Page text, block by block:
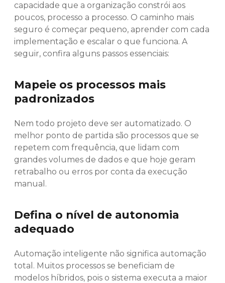
capacidade que a organização constrói aos
poucos, processo a processo. O caminho mais
seguro é começar pequeno, aprender com cada
implementação e escalar o que funciona. A
seguir, confira alguns passos essenciais:
Mapeie os processos mais
padronizados
Nem todo projeto deve ser automatizado. O
melhor ponto de partida são processos que se
repetem com frequência, que lidam com
grandes volumes de dados e que hoje geram
retrabalho ou erros por conta da execução
manual.
Defina o nível de autonomia
adequado
Automação inteligente não significa automação
total. Muitos processos se beneficiam de
modelos híbridos, pois o sistema executa a maior